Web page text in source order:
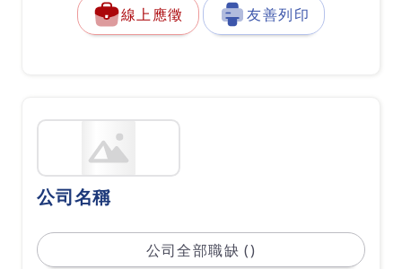
線上應徵 友善列印
公司名稱
公司全部職缺 ()